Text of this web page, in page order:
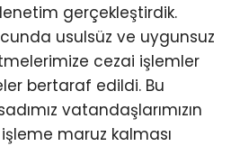
gerçekleştirdik.
usulsüz ve uygunsuz
cezai işlemler
bertaraf edildi. Bu
vatandaşlarımızın
maruz kalması